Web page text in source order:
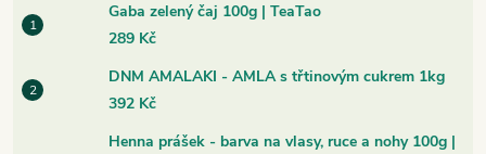
Gaba zelený čaj 100g | TeaTao
289 Kč
DNM AMALAKI - AMLA s třtinovým cukrem 1kg
392 Kč
Henna prášek - barva na vlasy, ruce a nohy 100g |